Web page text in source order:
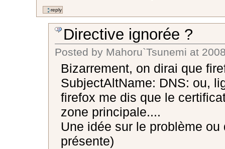
Directive ignorée ?
Posted by Mahoru`Tsunemi at
Bizarrement, on dirai que
SubjectAltName: DNS: ou,
firefox me dis que le
zone principale....
Une idée sur le problème
présente)